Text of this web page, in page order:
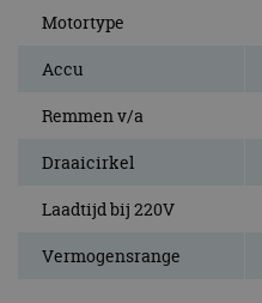
Motortype
Accu
Remmen v/a
Draaicirkel
Laadtijd bij 220V
Vermogensrange